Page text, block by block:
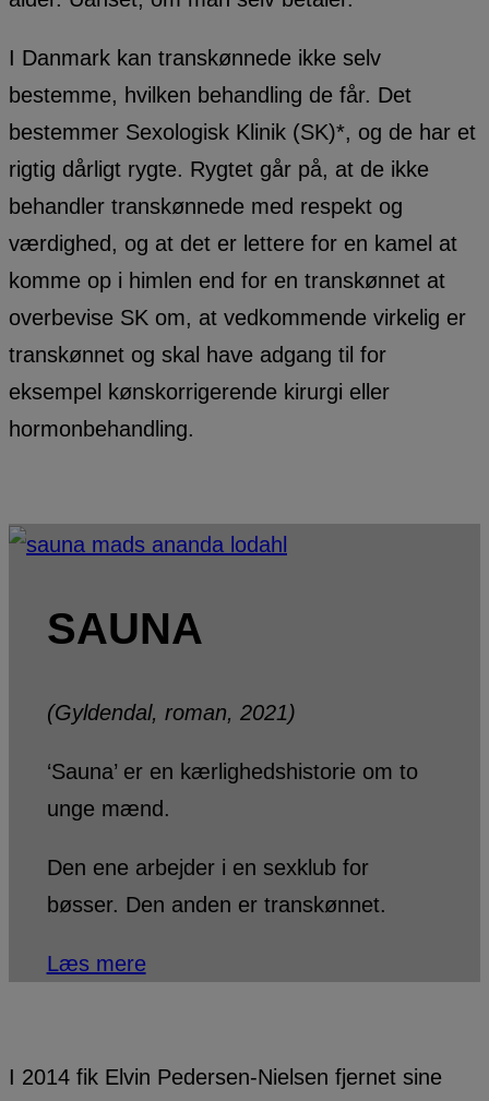
I Danmark kan transkønnede ikke selv
bestemme, hvilken behandling de får. Det
bestemmer Sexologisk Klinik (SK)*, og de har et
rigtig dårligt rygte. Rygtet går på, at de ikke
behandler transkønnede med respekt og
værdighed, og at det er lettere for en kamel at
komme op i himlen end for en transkønnet at
overbevise SK om, at vedkommende virkelig er
transkønnet og skal have adgang til for
eksempel kønskorrigerende kirurgi eller
hormonbehandling.
SAUNA
(Gyldendal, roman, 2021)
‘Sauna’ er en kærlighedshistorie om to
unge mænd.
Den ene arbejder i en sexklub for
bøsser. Den anden er transkønnet.
Læs mere
I 2014 fik Elvin Pedersen-Nielsen fjernet sine